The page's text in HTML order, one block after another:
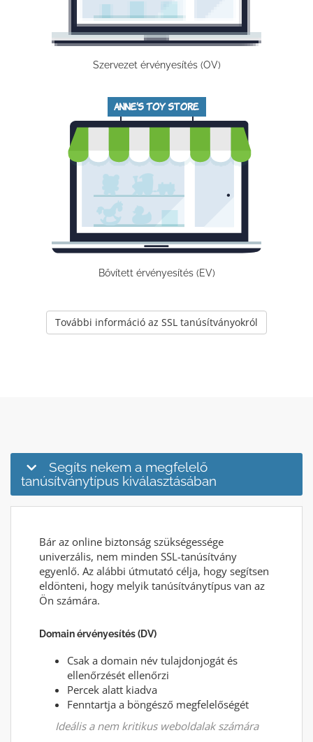
Szervezet érvényesítés (OV)
Bővített érvényesítés (EV)
További információ az SSL tanúsítványokról
Segíts nekem a megfelelő
tanúsítványtípus kiválasztásában
Bár az online biztonság szükségessége
univerzális, nem minden SSL-tanúsítvány
egyenlő. Az alábbi útmutató célja, hogy segítsen
eldönteni, hogy melyik tanúsítványtípus van az
Ön számára.
Domain érvényesítés (DV)
Csak a domain név tulajdonjogát és
ellenőrzését ellenőrzi
Percek alatt kiadva
Fenntartja a böngésző megfelelőségét
Ideális a nem kritikus weboldalak számára